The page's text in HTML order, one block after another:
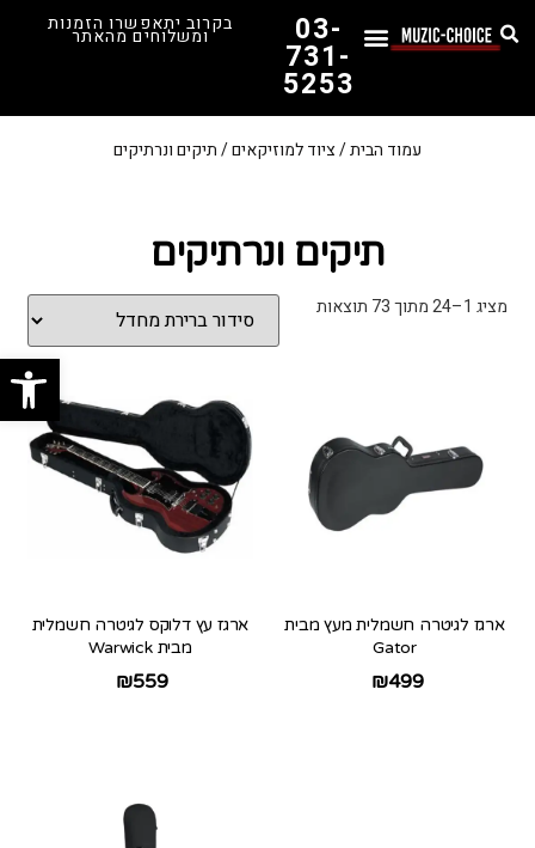
פתח
03-
731-
5253
בקרוב יתאפשרו הזמנות
ומשלוחים מהאתר
עמוד הבית/ציוד למוזיקאים/ תיקים ונרתיקים
תיקים ונרתיקים
מציג 1–24 מתוך 73 תוצאות
ארגז לגיטרה חשמלית מעץ מבית
Gator
₪499
ארגז עץ דלוקס לגיטרה חשמלית
מבית Warwick
₪559